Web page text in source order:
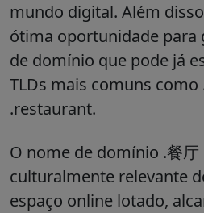
mundo digital. Além
ótima oportunidade
de domínio que pode já
TLDs mais comuns como
.restaurant.
O nome de domínio .餐
culturalmente relevante
espaço online lotado,